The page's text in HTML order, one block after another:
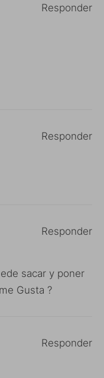
Responder
Responder
sacar y poner
Gusta ?
Responder
Responder